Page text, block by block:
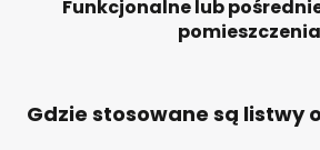
Funkcjonalne lub
pomieszczenia
Gdzie stosowane są listwy